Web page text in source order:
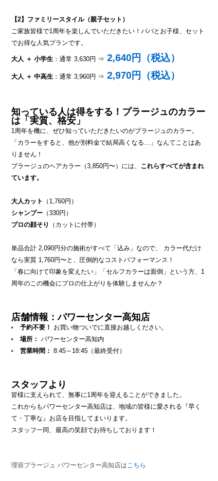
【2】ファミリースタイル（親子セット）
ご家族皆様で1周年を楽しんでいただきたい！パパとお子様、セット
でお得な人気プランです。
大人 ＋ 小学生 ：通常 3,630円 ⇒ 2,640円（税込）
大人 ＋ 中高生 ：通常 3,960円 ⇒ 2,970円（税込）
知っている人は得をする！プラージュのカラー
は「実質、格安」
1周年を機に、ぜひ知っていただきたいのがプラージュのカラー。
「カラーをすると、他が別料金で結局高くなる…」なんてことはあ
りません！
プラージュのヘアカラー（3,850円〜）には、 これらすべてが含まれ
ています。
大人カット
（1,760円）
シャンプー （330円）
プロの顔そり
（カットに付帯）
単品合計 2,090円分の施術がすべて「込み」なので、 カラー代だけ
なら実質 1,760円〜と、圧倒的なコストパフォーマンス！
「春に向けて印象を変えたい」「セルフカラーは面倒」という方、1
周年のこの機会にプロの仕上がりを体験しませんか？
店舗情報：パワーセンター高知店
予約不要！
お買い物ついでに直接お越しください。
場所： パワーセンター高知内
営業時間： 8:45～18:45（最終受付）
スタッフより
皆様に支えられて、無事に1周年を迎えることができました。
これからもパワーセンター高知店は、地域の皆様に愛される『早く
て・丁寧な』お店を目指してまいります。
スタッフ一同、最高の笑顔でお待ちしております！
理容プラージュ パワーセンター高知店は こちら